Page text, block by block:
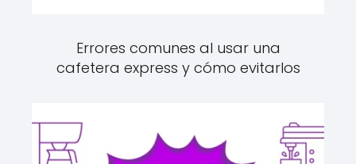
Errores comunes al usar una
cafetera express y cómo evitarlos